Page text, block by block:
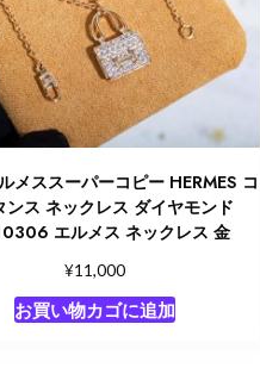
メススーパーコピー HERMES コ
ンス ネックレス ダイヤモンド
エルメス ネックレス 金
¥11,000
お買い物カゴに追加